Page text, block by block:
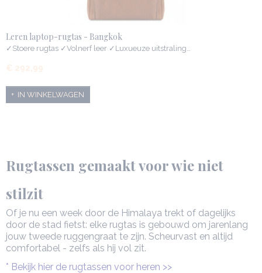
Leren laptop-rugtas - Bangkok
✓Stoere rugtas ✓Volnerf leer ✓Luxueuze uitstraling…
€ 292,99
IN WINKELWAGEN
Rugtassen gemaakt voor wie niet
stilzit
Of je nu een week door de Himalaya trekt of dagelijks
door de stad fietst: elke rugtas is gebouwd om jarenlang
jouw tweede ruggengraat te zijn. Scheurvast en altijd
comfortabel - zelfs als hij vol zit.
* Bekijk hier de rugtassen voor heren >>